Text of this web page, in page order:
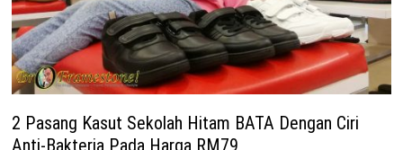
2 Pasang Kasut Sekolah Hitam BATA Dengan Ciri
Anti-Bakteria Pada Harga RM79